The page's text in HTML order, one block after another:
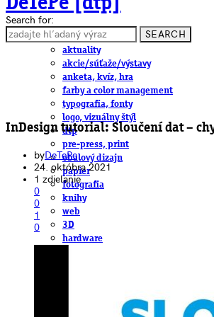
ČLÁNKY
aktuality
akcie/súťaže/výstavy
anketa, kvíz, hra
farby a color management
typografia, fonty
logo, vizuálny štýl
dtp
pre-press, print
obalový dizajn
papier
fotografia
knihy
web
3D
hardware
pracovné ponuky
Search for:
SEARCH
InDesign tutorial: Sloučení dat –
byDeTePe
24. októbra 2021
1 zdielanie
0
0
1
0